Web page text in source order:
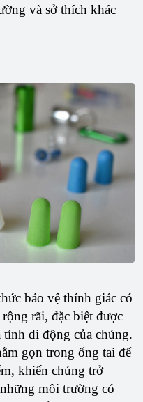
và sở thích khác
bảo vệ thính giác có
rãi, đặc biệt được
di động của chúng.
gọn trong ống tai để
khiến chúng trở
môi trường có